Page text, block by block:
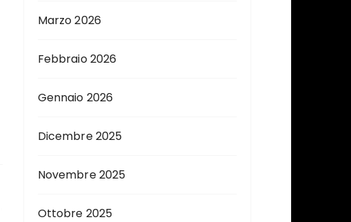
Marzo 2026
Febbraio 2026
Gennaio 2026
Dicembre 2025
Novembre 2025
Ottobre 2025